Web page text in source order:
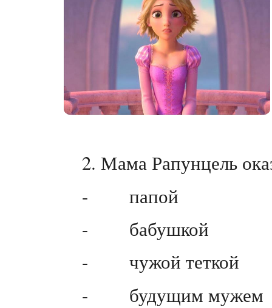
2. Мама Рапунцель
- папой
- бабушкой
- чужой теткой
- будущим мужем